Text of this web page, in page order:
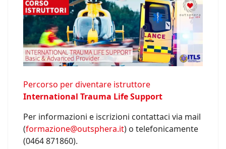
Percorso per diventare istruttore
International Trauma Life Support
Per informazioni e iscrizioni contattaci via mail
(formazione@outsphera.it) o telefonicamente
(0464 871860).